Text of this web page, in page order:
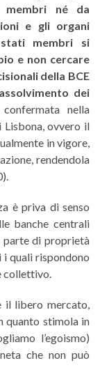
membri né da
e gli organi
membri si
e non cercare
della BCE
dei
nella
Lisbona, ovvero il
in vigore,
rendendola
è priva di senso
banche centrali
parte di proprietà
quali rispondono
collettivo.
il libero mercato,
quanto stimola in
l’egoismo)
che non può